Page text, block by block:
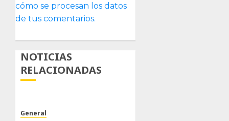
cómo se procesan los datos
de tus comentarios.
NOTICIAS
RELACIONADAS
General